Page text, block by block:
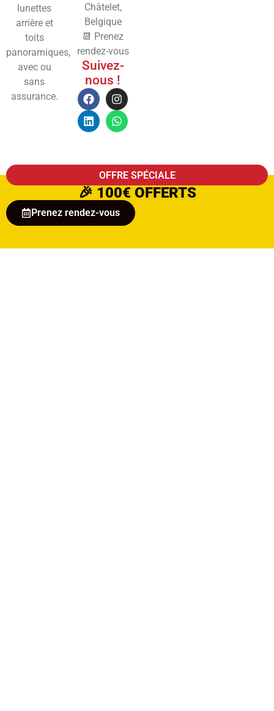
lunettes
arrière et
toits
panoramiques,
avec ou
sans
assurance.
Châtelet,
Belgique
📆 Prenez
rendez-vous
Suivez-
nous !
OFFRE SPÉCIALE
🎉 100€ OFFERTS
Prenez rendez-vous